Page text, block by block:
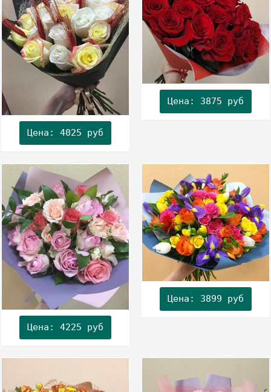
Цена: 4025 руб
Цена: 3875 руб
Цена: 4225 руб
Цена: 3899 руб